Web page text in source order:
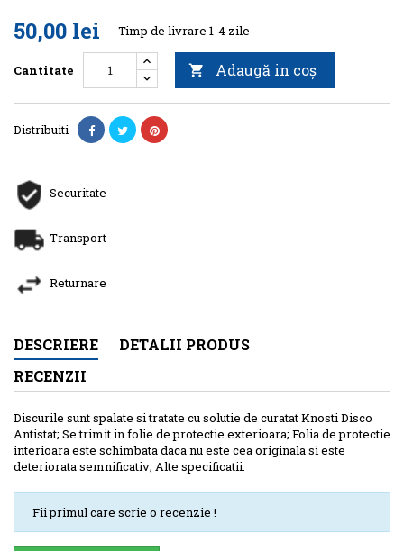
50,00 lei Timp de livrare 1-4 zile
Cantitate  Adaugă in coş
Distribuiti
Securitate
Transport
Returnare
DESCRIERE
DETALII PRODUS
RECENZII
Discurile sunt spalate si tratate cu solutie de curatat Knosti Disco
Antistat; Se trimit in folie de protectie exterioara; Folia de protectie
interioara este schimbata daca nu este cea originala si este
deteriorata semnificativ; Alte specificatii:
Fii primul care scrie o recenzie !